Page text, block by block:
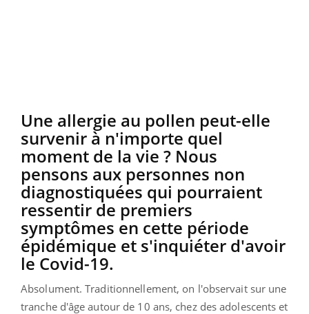
Une allergie au pollen peut-elle
survenir à n'importe quel
moment de la vie ? Nous
pensons aux personnes non
diagnostiquées qui pourraient
ressentir de premiers
symptômes en cette période
épidémique et s'inquiéter d'avoir
le Covid-19.
Absolument. Traditionnellement, on l'observait sur une
tranche d'âge autour de 10 ans, chez des adolescents et